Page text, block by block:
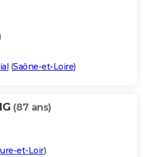
(Saône-et-Loire)
(87 ans)
et-Loir)